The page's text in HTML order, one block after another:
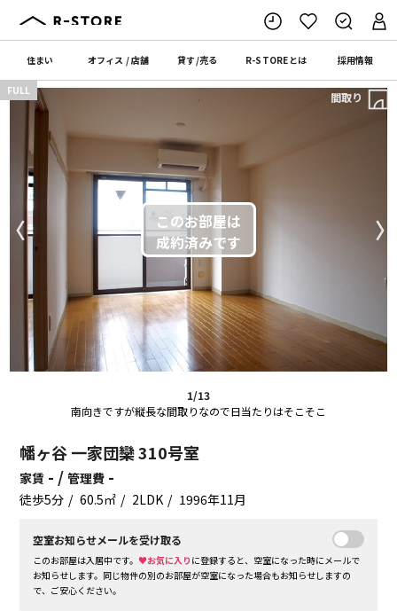
住まい オフィス /店舗 貸す/売る R-STOREとは 採用情報
1/13
南向きですが縦長な間取りなので日当たりはそこそこ
〈 〉
FULL 間取り
幡ヶ谷 一家団欒 310号室
家賃 - /管理費 -
徒歩5分 60.5㎡ 2LDK 1996年11月
空室お知らせメールを受け取る
このお部屋は入居中です。♥お気に入り に登録すると、空室になった時にメールで
お知らせします。同じ物件の別のお部屋が空室になった場合もお知らせしますの
で、ご安心ください。